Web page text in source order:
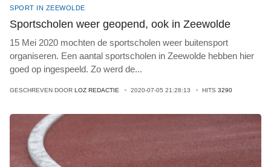
SPORT IN ZEEWOLDE
Sportscholen weer geopend, ook in Zeewolde
15 Mei 2020 mochten de sportscholen weer buitensport
organiseren. Een aantal sportscholen in Zeewolde hebben hier
goed op ingespeeld. Zo werd de...
GESCHREVEN DOOR LOZ REDACTIE 2020-07-05 21:28:13 HITS 3290